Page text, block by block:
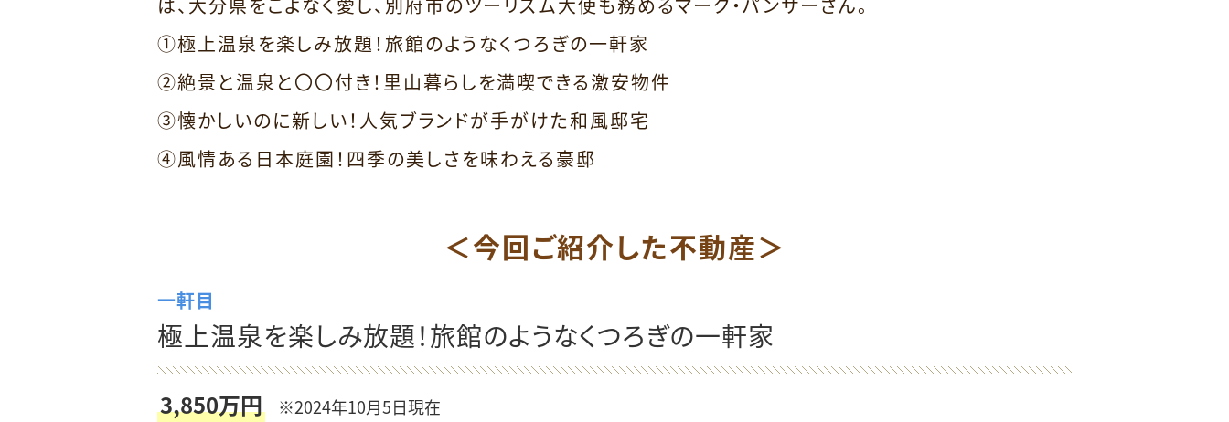
は、大分県をこよなく愛し、別府市のツーリズム大使も務めるマーク・パンサーさん。
①極上温泉を楽しみ放題！旅館のようなくつろぎの一軒家
②絶景と温泉と〇〇付き！里山暮らしを満喫できる激安物件
③懐かしいのに新しい！人気ブランドが手がけた和風邸宅
④風情ある日本庭園！四季の美しさを味わえる豪邸
＜今回ご紹介した不動産＞
一軒目
極上温泉を楽しみ放題！旅館のようなくつろぎの一軒家
3,850万円 ※2024年10月5日現在